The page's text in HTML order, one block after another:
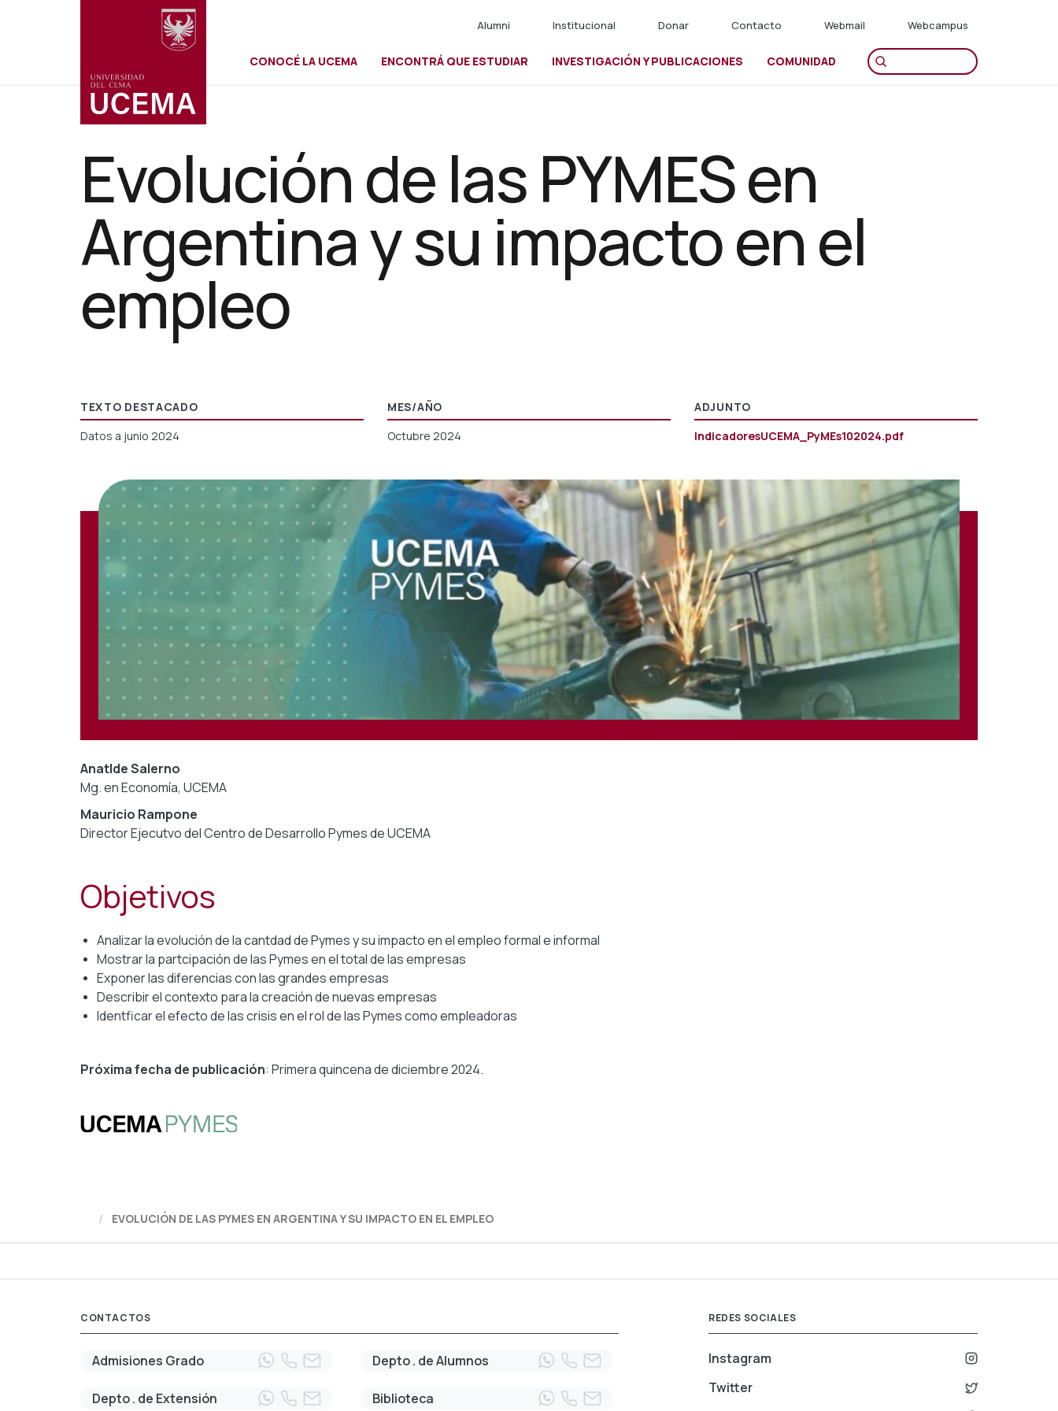
Menú
secundario
Alumni Institucional Donar Contacto Webmail Webcampus
CONOCÉ LA UCEMA ENCONTRÁ QUE ESTUDIAR INVESTIGACIÓN Y PUBLICACIONES COMUNIDAD
Evolución de las PYMES en
Argentina y su impacto en el
empleo
TEXTO DESTACADO
Datos a junio 2024
MES/AÑO
Octubre 2024
ADJUNTO
IndicadoresUCEMA_PyMEs102024.pdf
Anatlde Salerno
Mg. en Economía, UCEMA
Mauricio Rampone
Director Ejecutvo del Centro de Desarrollo Pymes de UCEMA
Objetivos
Analizar la evolución de la cantdad de Pymes y su impacto en el empleo formal e informal
Mostrar la partcipación de las Pymes en el total de las empresas
Exponer las diferencias con las grandes empresas
Describir el contexto para la creación de nuevas empresas
Identficar el efecto de las crisis en el rol de las Pymes como empleadoras
Próxima fecha de publicación: Primera quincena de diciembre 2024.
EVOLUCIÓN DE LAS PYMES EN ARGENTINA Y SU IMPACTO EN EL EMPLEO
CONTACTOS
Admisiones Grado Depto . de Alumnos
Depto . de Extensión Biblioteca
REDES SOCIALES
Instagram
Twitter